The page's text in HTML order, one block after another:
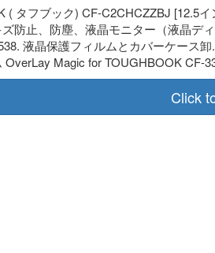
( タフブック) CF-C2CHCZZBJ [12.5
防止、防塵、液晶モニター（液晶デ
液晶保護フィルムとカバーケース
OverLay Magic for TOUGHBOOK
Click